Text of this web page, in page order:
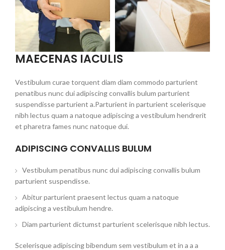
MAECENAS IACULIS
Vestibulum curae torquent diam diam commodo parturient
penatibus nunc dui adipiscing convallis bulum parturient
suspendisse parturient a.Parturient in parturient scelerisque
nibh lectus quam a natoque adipiscing a vestibulum hendrerit
et pharetra fames nunc natoque dui.
ADIPISCING CONVALLIS BULUM
Vestibulum penatibus nunc dui adipiscing convallis bulum
parturient suspendisse.
Abitur parturient praesent lectus quam a natoque
adipiscing a vestibulum hendre.
Diam parturient dictumst parturient scelerisque nibh lectus.
Scelerisque adipiscing bibendum sem vestibulum et in a a a